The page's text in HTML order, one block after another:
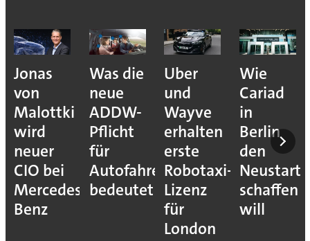
Jonas
von
Malottki
wird
neuer
CIO bei
Mercedes-
Benz
Was die
neue
ADDW-
Pflicht
für
Autofahrer
bedeutet
Uber
und
Wayve
erhalten
erste
Robotaxi-
Lizenz
für
London
Wie
Cariad
in
Berlin
den
Neustart
schaffen
will